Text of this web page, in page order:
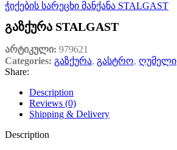
ჭიქების სარეცხი მანქანა STALGAST
გაზქურა STALGAST
არტიკული: 979621
Categories: გაზქურა, გასტრო, ღუმელი
Share:
Description
Reviews (0)
Shipping & Delivery
Description